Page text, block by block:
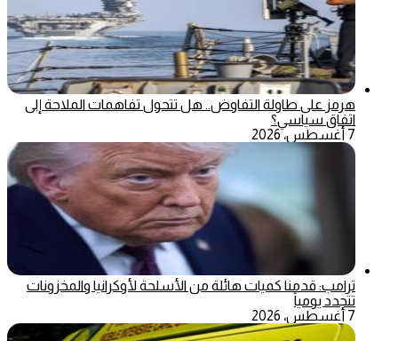
هرمز على طاولة التفاوض.. هل تتحول تفاهمات الملاحة إلى
اتفاق سياسي؟
7 أغسطس، 2026
ترامب: قدمنا كميات هائلة من الأسلحة لأوكرانيا والمخزونات
تتجدد يومياً
7 أغسطس، 2026